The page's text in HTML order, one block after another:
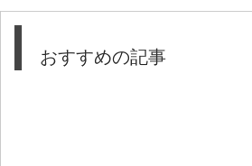
おすすめの記事